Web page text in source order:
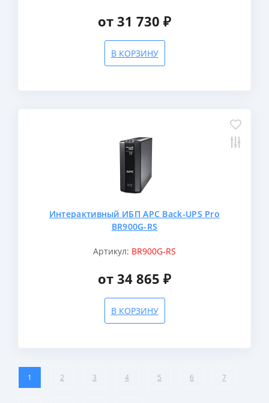
от 31 730 ₽
В КОРЗИНУ
Интерактивный ИБП APC Back-UPS Pro
BR900G-RS
Артикул: BR900G-RS
от 34 865 ₽
В КОРЗИНУ
1 2 3 4 5 6 7